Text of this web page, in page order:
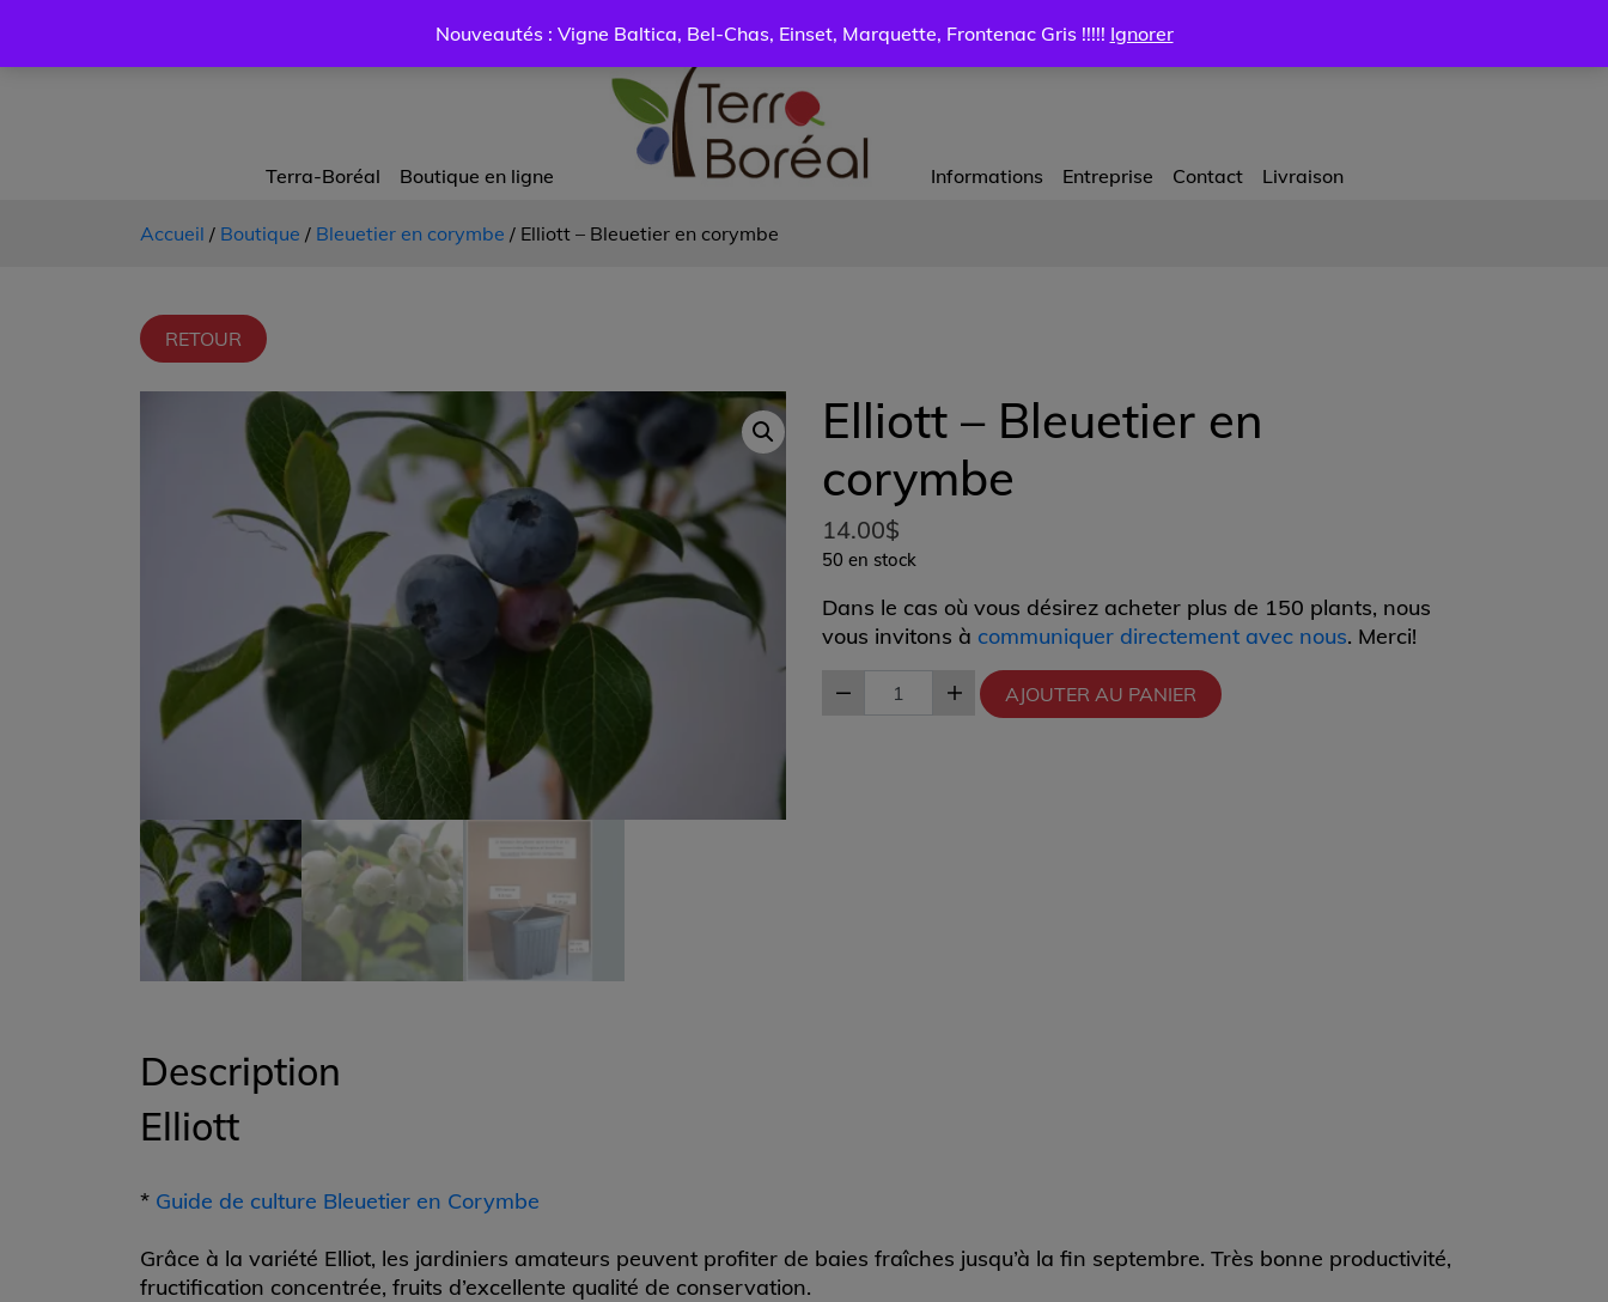
Terra-Boréal Boutique en ligne Informations Entreprise Contact Livraison
Accueil / Boutique / Bleuetier en corymbe / Elliott – Bleuetier en corymbe
RETOUR
Elliott – Bleuetier en
corymbe
14.00$
50 en stock
Dans le cas où vous désirez acheter plus de 150 plants, nous
vous invitons à communiquer directement avec nous. Merci!
AJOUTER AU PANIER
Description
Elliott
* Guide de culture Bleuetier en Corymbe
Grâce à la variété Elliot, les jardiniers amateurs peuvent profiter de baies fraîches jusqu’à la fin septembre. Très bonne productivité,
fructification concentrée, fruits d’excellente qualité de conservation.
Nouveautés : Vigne Baltica, Bel-Chas, Einset, Marquette, Frontenac Gris !!!!! Ignorer